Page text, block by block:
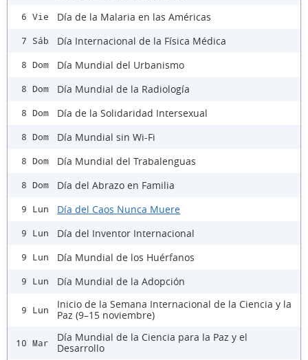
6 Vie Día de la Malaria en las Américas
7 Sáb Día Internacional de la Física Médica
8 Dom Día Mundial del Urbanismo
8 Dom Día Mundial de la Radiología
8 Dom Día de la Solidaridad Intersexual
8 Dom Día Mundial sin Wi-Fi
8 Dom Día Mundial del Trabalenguas
8 Dom Día del Abrazo en Familia
9 Lun Día del Caos Nunca Muere
9 Lun Día del Inventor Internacional
9 Lun Día Mundial de los Huérfanos
9 Lun Día Mundial de la Adopción
9 Lun
Inicio de la Semana Internacional de la Ciencia y la
Paz (9–15 noviembre)
10 Mar
Día Mundial de la Ciencia para la Paz y el
Desarrollo